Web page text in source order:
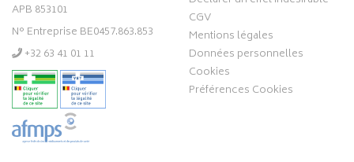
APB 853101
N° Entreprise BE0457.863.853
‭+32 63 41 01 11‬
CGV
Mentions légales
Données personnelles
Cookies
Préférences Cookies